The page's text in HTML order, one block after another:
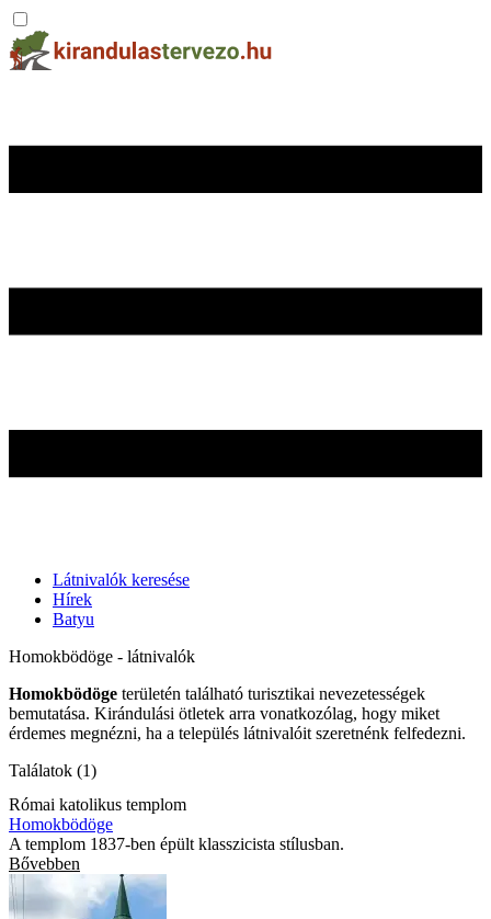
Látnivalók keresése
Hírek
Batyu
Homokbödöge - látnivalók
Homokbödöge területén található turisztikai nevezetességek
bemutatása. Kirándulási ötletek arra vonatkozólag, hogy miket
érdemes megnézni, ha a település látnivalóit szeretnénk felfedezni.
Találatok (1)
Római katolikus templom
Homokbödöge
A templom 1837-ben épült klasszicista stílusban.
Bővebben